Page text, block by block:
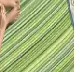
180x270 ve
karşılaştırıyoruz.
yorumlarıyla ilgili bilgiler